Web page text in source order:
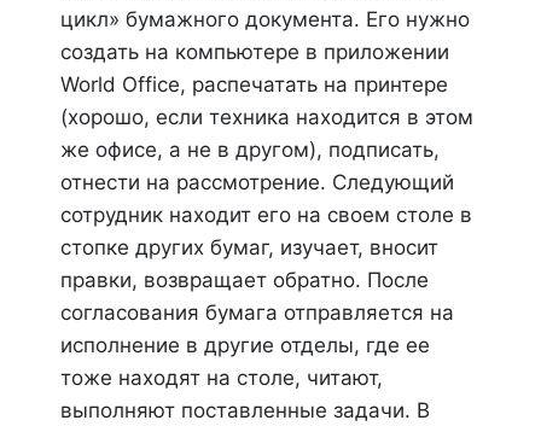
цикл» бумажного документа. Его нужно
создать на компьютере в приложении
World Office, распечатать на принтере
(хорошо, если техника находится в этом
же офисе, а не в другом), подписать,
отнести на рассмотрение. Следующий
сотрудник находит его на своем столе в
стопке других бумаг, изучает, вносит
правки, возвращает обратно. После
согласования бумага отправляется на
исполнение в другие отделы, где ее
тоже находят на столе, читают,
выполняют поставленные задачи. В